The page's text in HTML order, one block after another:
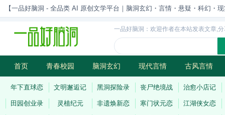
【一品好脑洞 - 全品类 AI 原创文学平台｜脑洞玄幻・言情・悬疑・科幻・
一品好脑洞：欢迎作者在本站发表文章,
首页 青春校园 脑洞玄幻 现代言情 古风言情
历史权谋 武侠江湖 灵异志怪 连载
年下直球恋 文明邂逅记 黑洞探险录 丧尸绝境战 治愈小店记
田园创业录 灵植纪元 非遗焕新恋 寒门状元恋 江湖侠女恋